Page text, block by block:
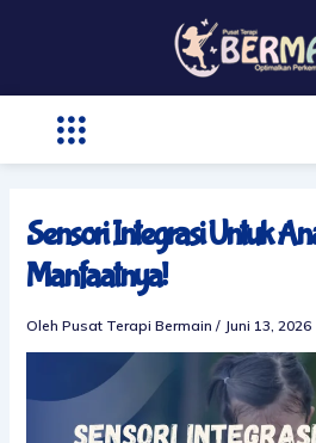
Sensori Integrasi Untuk
Manfaatnya!
Oleh Pusat Terapi Bermain / Juni 13, 2026